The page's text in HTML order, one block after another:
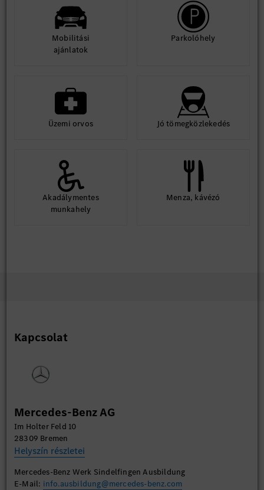
Mobilitási
ajánlatok
Parkolóhely
Üzemi orvos Jó tömegközlekedés
Akadálymentes
munkahely
Menza, kávézó
Kapcsolat
Mercedes-Benz AG
Im Holter Feld 10
28309 Bremen
Helyszín részletei
Mercedes-Benz Werk Sindelfingen Ausbildung
E-Mail: info.ausbildung@mercedes-benz.com